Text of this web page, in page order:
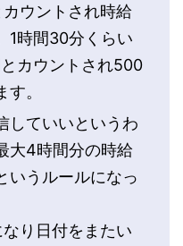
ウントされ時給
1時間30分くらい
カウントされ500
。
していいというわ
大4時間分の時給
いうルールになっ
り日付をまたい